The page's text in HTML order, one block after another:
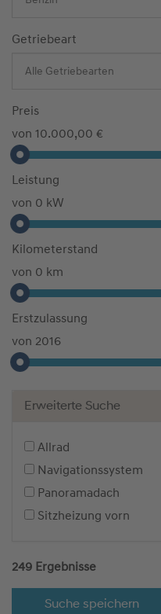
Getriebeart
Preis
von 10.000,00 €
Leistung
von 0 kW
Kilometerstand
von 0 km
Erstzulassung
von 2016
Erweiterte Suche
Allrad
Navigationssystem
Panoramadach
Sitzheizung vorn
249 Ergebnisse
Suche speichern